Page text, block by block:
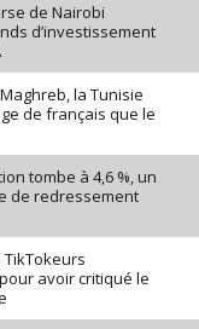
de Nairobi
d’investissement
la Tunisie
de français que le
tombe à 4,6 %, un
de redressement
TikTokeurs
avoir critiqué le